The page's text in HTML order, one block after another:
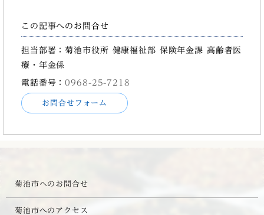
この記事へのお問合せ
担当部署：菊池市役所 健康福祉部 保険年金課 高齢者医
療・年金係
電話番号：0968-25-7218
お問合せフォーム
菊池市へのお問合せ
菊池市へのアクセス